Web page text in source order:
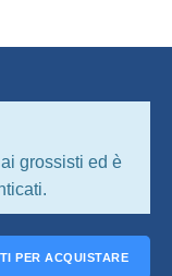
grossisti ed è
PER ACQUISTARE